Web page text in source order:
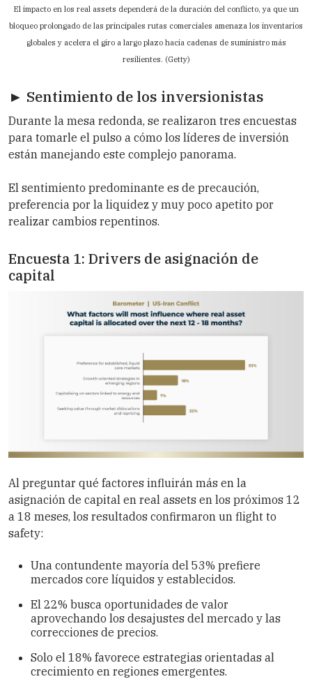
El impacto en los real assets dependerá de la duración del conflicto, ya que un
bloqueo prolongado de las principales rutas comerciales amenaza los inventarios
globales y acelera el giro a largo plazo hacia cadenas de suministro más
resilientes. (Getty)
► Sentimiento de los inversionistas
Durante la mesa redonda, se realizaron tres encuestas
para tomarle el pulso a cómo los líderes de inversión
están manejando este complejo panorama.
El sentimiento predominante es de precaución,
preferencia por la liquidez y muy poco apetito por
realizar cambios repentinos.
Encuesta 1: Drivers de asignación de
capital
Al preguntar qué factores influirán más en la
asignación de capital en real assets en los próximos 12
a 18 meses, los resultados confirmaron un flight to
safety:
Una contundente mayoría del 53% prefiere
mercados core líquidos y establecidos.
El 22% busca oportunidades de valor
aprovechando los desajustes del mercado y las
correcciones de precios.
Solo el 18% favorece estrategias orientadas al
crecimiento en regiones emergentes.